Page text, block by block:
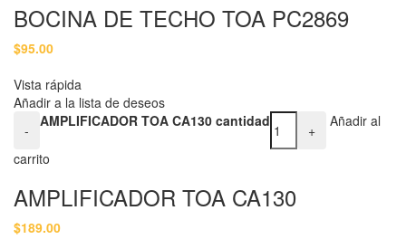
BOCINA DE TECHO TOA PC2869
$95.00
Vista rápida
Añadir a la lista de deseos
-
AMPLIFICADOR TOA CA130 cantidad
+
Añadir al
carrito
AMPLIFICADOR TOA CA130
$189.00